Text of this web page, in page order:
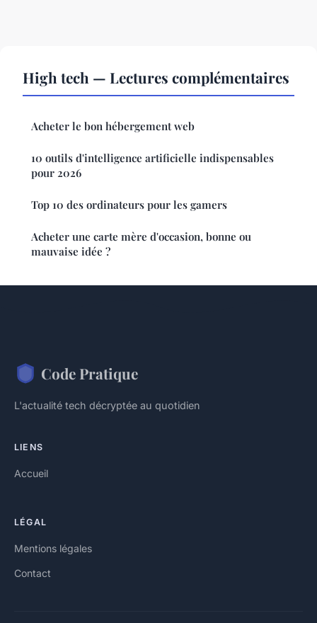
High tech — Lectures complémentaires
Acheter le bon hébergement web
10 outils d'intelligence artificielle indispensables
pour 2026
Top 10 des ordinateurs pour les gamers
Acheter une carte mère d'occasion, bonne ou
mauvaise idée ?
Code Pratique
L'actualité tech décryptée au quotidien
LIENS
Accueil
LÉGAL
Mentions légales
Contact